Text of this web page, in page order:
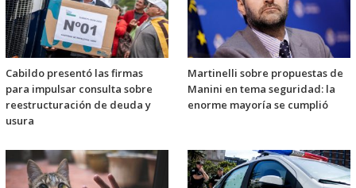
Cabildo presentó las firmas
para impulsar consulta sobre
reestructuración de deuda y
usura
Martinelli sobre propuestas de
Manini en tema seguridad: la
enorme mayoría se cumplió